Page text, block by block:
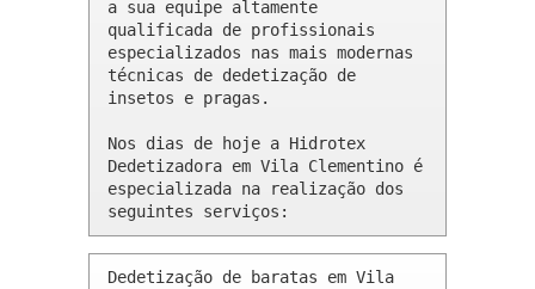
a sua equipe altamente
qualificada de profissionais
especializados nas mais modernas
técnicas de dedetização de
insetos e pragas.
Nos dias de hoje a Hidrotex
Dedetizadora em Vila Clementino é
especializada na realização dos
seguintes serviços:
Dedetização de baratas em Vila